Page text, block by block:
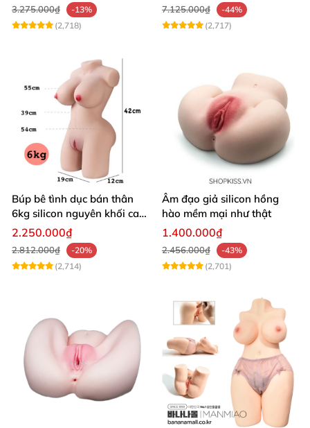
3.275.000₫
-13%
(2,718)
7.125.000₫
-44%
(2,717)
Búp bê tình dục bán thân
6kg silicon nguyên khối cao
cấp giá rẻ
2.250.000₫
2.812.000₫
-20%
(2,714)
Âm đạo giả silicon hồng
hào mềm mại như thật
1.400.000₫
2.456.000₫
-43%
(2,701)